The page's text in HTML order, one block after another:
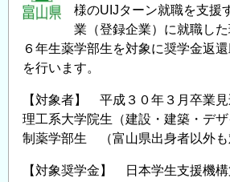
ン
ニ
ア
に
よ
る
ャ
様のUIJターン就職を支援
業（登録企業）に就職した
６年生薬学部生を対象に奨学金返還
を行います。
【対象者】 平成３０年３月卒業
理工系大学院生（建設・建築・デ
制薬学部生 （富山県出身者以外も
【対象奨学金】 日本学生支援機